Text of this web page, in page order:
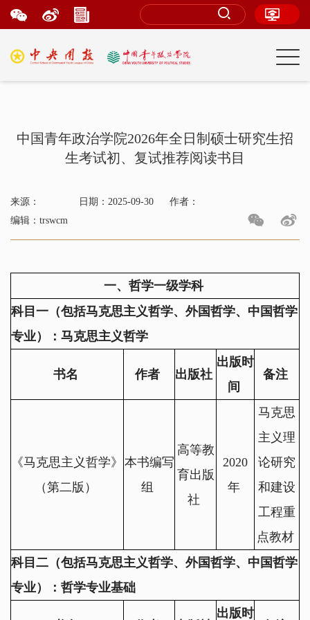
中国青年政治学院2026年全日制硕士研究生招
生考试初、复试推荐阅读书目
来源： 日期：2025-09-30
作者：
编辑：trswcm
一、哲学一级学科
科目一（包括马克思主义哲学、外国哲学、中国哲学
专业）：马克思主义哲学
书名 作者 出版社
出版时
间
备注
《马克思主义哲学》
（第二版）
本书编写
组
高等教
育出版
社
2020
年
马克思
主义理
论研究
和建设
工程重
点教材
科目二（包括马克思主义哲学、外国哲学、中国哲学
专业）：哲学专业基础
出版时